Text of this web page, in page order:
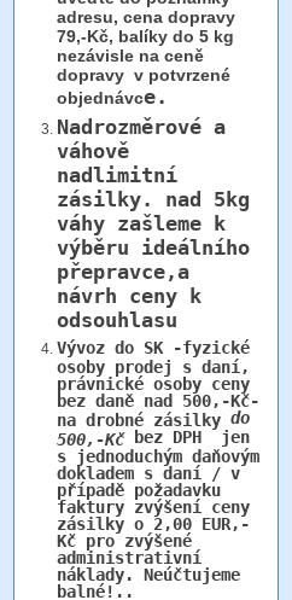
adresu, cena dopravy
79,-Kč, balíky do 5 kg
nezávisle na ceně
dopravy v potvrzené
objednávce.
Nadrozměrové a
váhově
nadlimitní
zásilky. nad 5kg
váhy zašleme k
výběru ideálního
přepravce,a
návrh ceny k
odsouhlasu
Vývoz do SK -fyzické
osoby prodej s daní,
právnické osoby ceny
bez daně nad 500,-Kč-
na drobné zásilky do
500,-Kčbez DPH jen
s jednoduchým daňovým
dokladem s daní / v
případě požadavku
faktury zvýšení ceny
zásilky o 2,00 EUR,-
Kč pro zvýšené
administrativní
náklady. Neúčtujeme
balné!..